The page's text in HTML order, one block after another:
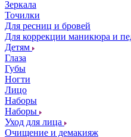
Зеркала
Точилки
Для ресниц и бровей
Для коррекции маникюра и
Детям
Глаза
Губы
Ногти
Лицо
Наборы
Наборы
Уход для лица
Очищение и демакияж